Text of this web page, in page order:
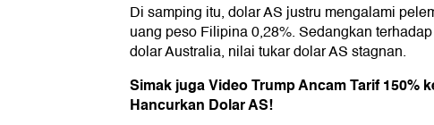
Di samping itu, dolar AS justru mengalami
uang peso Filipina 0,28%. Sedangkan
dolar Australia, nilai tukar dolar AS stagnan.
Simak juga Video Trump Ancam Tarif 150%
Hancurkan Dolar AS!